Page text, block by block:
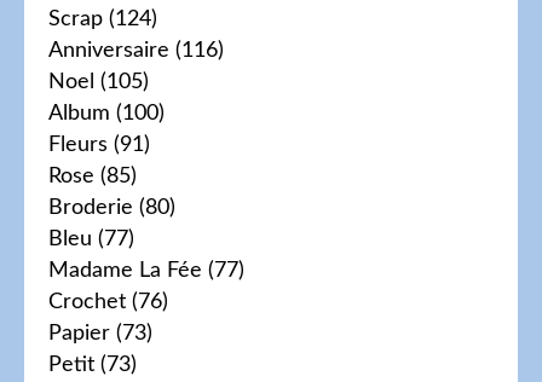
Scrap (124)
Anniversaire (116)
Noel (105)
Album (100)
Fleurs (91)
Rose (85)
Broderie (80)
Bleu (77)
Madame La Fée (77)
Crochet (76)
Papier (73)
Petit (73)